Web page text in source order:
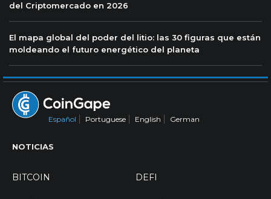
del Criptomercado en 2026
El mapa global del poder del litio: las 30 figuras que están
moldeando el futuro energético del planeta
Español Portuguese English German
NOTICIAS
BITCOIN DEFI